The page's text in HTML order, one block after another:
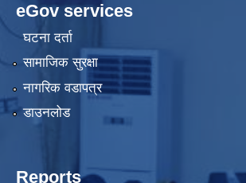
eGov services
घटना दर्ता
सामाजिक सुरक्षा
नागरिक वडापत्र
डाउनलोड
Reports